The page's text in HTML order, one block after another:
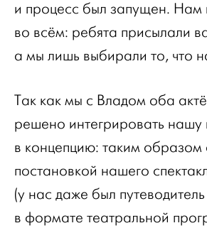
и процесс был запущен. Нам
во всём: ребята присылали
а мы лишь выбирали то, что
Так как мы с Владом оба
решено интегрировать
в концепцию: таким образом
постановкой нашего
(у нас даже был
в формате театральной